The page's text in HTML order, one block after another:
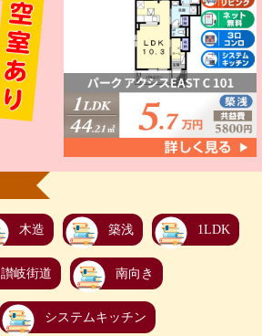
木造 築浅 1LDK
讃岐街道 南向き
システムキッチン